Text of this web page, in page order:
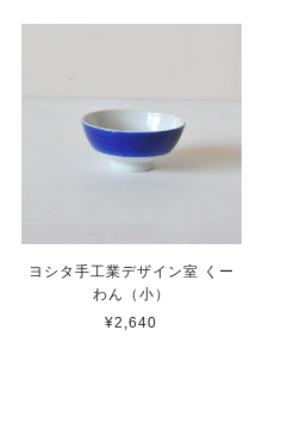
ヨシタ手工業デザイン室 くー
わん（小）
¥2,640